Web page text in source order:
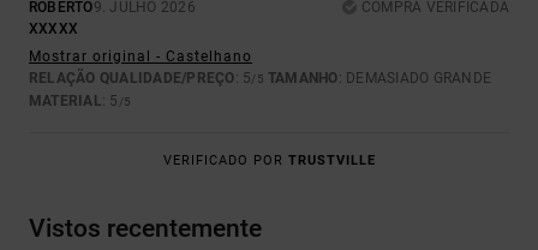
ROBERTO9. JULHO 2026
COMPRA VERIFICADA
XXXXX
Mostrar original - Castelhano
RELAÇÃO QUALIDADE/PREÇO: 5/5 TAMANHO: DEMASIADO GRANDE
MATERIAL: 5 /5
VERIFICADO POR TRUSTVILLE
Vistos recentemente